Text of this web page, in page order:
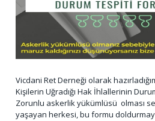
Vicdani Ret Derneği olarak
Kişilerin Uğradığı Hak İhlallerinin
Zorunlu askerlik yükümlüsü olması
yaşayan herkesi, bu formu